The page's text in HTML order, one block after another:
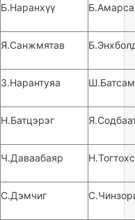
Б.Наранхүү
Я.Санжмятав
З.Нарантуяа
Н.Батцэрэг
Ч.Даваабаяр
С.Дэмчиг